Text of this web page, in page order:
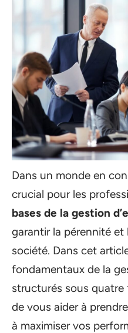
Dans un monde en
crucial pour les
bases de la gestion
garantir la pérennité et
société. Dans cet
fondamentaux de la
structurés sous
de vous aider à
à maximiser vos